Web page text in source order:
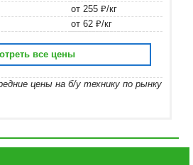
от 255 ₽/кг
от 62 ₽/кг
все цены
цены на б/у технику по рынку